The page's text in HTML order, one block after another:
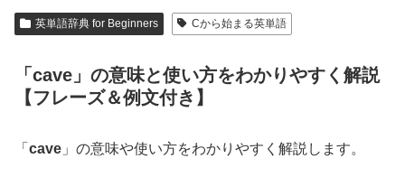
英単語辞典 for Beginners Cから始まる英単語
「cave」の意味と使い方をわかりやすく解説
【フレーズ＆例文付き】
「 cave 」の意味や使い方をわかりやすく解説します。